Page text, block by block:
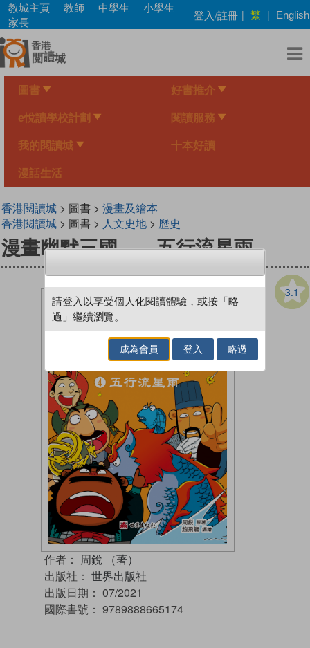
Skip
main
content
教城主頁 教師 中學生
小學生
家長
登入/註冊 | 繁 | English
圖書 好書推介
e悅讀學校計劃 閱讀服務
我的閱讀城 十本好讀
漫話生活
香港閱讀城> 圖書 > 漫畫及繪本
香港閱讀城> 圖書 > 人文史地> 歷史
漫畫幽默三國——五行流星雨
3.1
作者： 周銳 （著）
出版社： 世界出版社
出版日期： 07/2021
國際書號： 9789888665174
請登入以享受個人化閱讀體驗，或按「略
過」繼續瀏覽。
成為會員 登入 略過